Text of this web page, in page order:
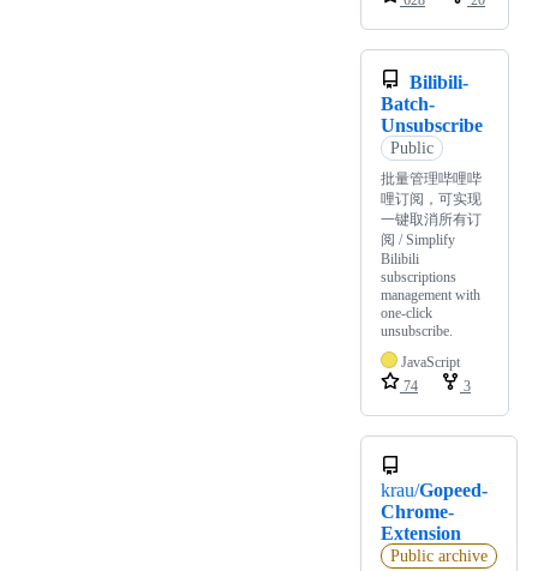
Bilibili-
Batch-
Unsubscribe
Public
批量管理哔哩哔
哩订阅，可实现
一键取消所有订
阅 / Simplify
Bilibili
subscriptions
management with
one-click
unsubscribe.
JavaScript
74
3
krau/Gopeed-
Chrome-
Extension
Public archive